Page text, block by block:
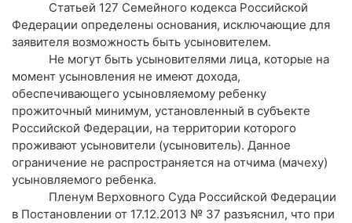
Статьей 127 Семейного кодекса Российской
Федерации определены основания, исключающие для
заявителя возможность быть усыновителем.
Не могут быть усыновителями лица, которые на
момент усыновления не имеют дохода,
обеспечивающего усыновляемому ребенку
прожиточный минимум, установленный в субъекте
Российской Федерации, на территории которого
проживают усыновители (усыновитель). Данное
ограничение не распространяется на отчима (мачеху)
усыновляемого ребенка.
Пленум Верховного Суда Российской Федерации
в Постановлении от 17.12.2013 № 37 разъяснил, что при